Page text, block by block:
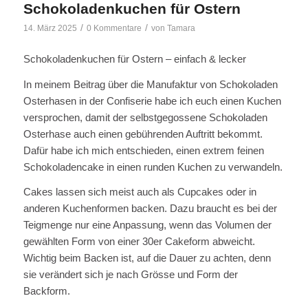
Schokoladenkuchen für Ostern
14. März 2025 / 0 Kommentare / von Tamara
Schokoladenkuchen für Ostern – einfach & lecker
In meinem Beitrag über die Manufaktur von Schokoladen
Osterhasen in der Confiserie habe ich euch einen Kuchen
versprochen, damit der selbstgegossene Schokoladen
Osterhase auch einen gebührenden Auftritt bekommt.
Dafür habe ich mich entschieden, einen extrem feinen
Schokoladencake in einen runden Kuchen zu verwandeln.
Cakes lassen sich meist auch als Cupcakes oder in
anderen Kuchenformen backen. Dazu braucht es bei der
Teigmenge nur eine Anpassung, wenn das Volumen der
gewählten Form von einer 30er Cakeform abweicht.
Wichtig beim Backen ist, auf die Dauer zu achten, denn
sie verändert sich je nach Grösse und Form der
Backform.